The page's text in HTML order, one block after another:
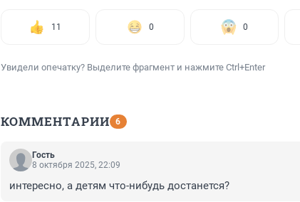
11 0 0
Увидели опечатку? Выделите фрагмент и нажмите Ctrl+Enter
КОММЕНТАРИИ 6
Гость
8 октября 2025, 22:09
интересно, а детям что-нибудь достанется?